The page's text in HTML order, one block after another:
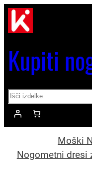
Kupiti
Search
Moški
Nogometni dresi